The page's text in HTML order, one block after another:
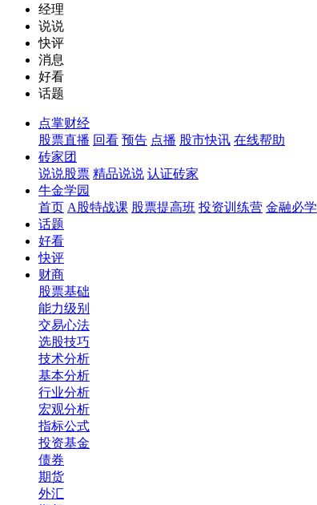
经理
说说
快评
消息
好看
话题
点掌财经
股票直播 回看 预告 点播 股市快讯 在线帮助
砖家团
说说股票 精品说说 认证砖家
牛金学园
首页 A股特战课 股票提高班 投资训练营 金融必学
话题
好看
快评
财商
股票基础
能力级别
交易心法
选股技巧
技术分析
基本分析
行业分析
宏观分析
指标公式
投资基金
债券
期货
外汇